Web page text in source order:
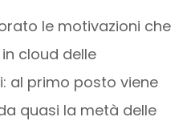
le motivazioni che
cloud delle
al primo posto viene
quasi la metà delle